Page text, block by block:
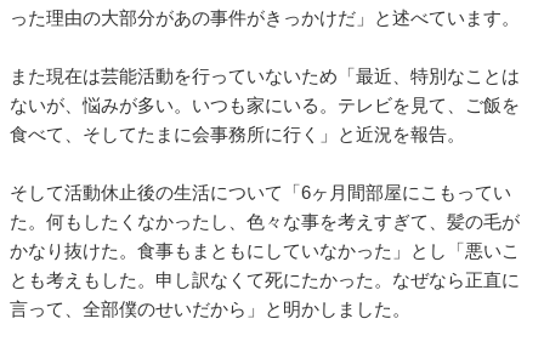
った理由の大部分があの事件がきっかけだ」と述べています。
また現在は芸能活動を行っていないため「最近、特別なことは
ないが、悩みが多い。いつも家にいる。テレビを見て、ご飯を
食べて、そしてたまに会事務所に行く」と近況を報告。
そして活動休止後の生活について「6ヶ月間部屋にこもってい
た。何もしたくなかったし、色々な事を考えすぎて、髪の毛が
かなり抜けた。食事もまともにしていなかった」とし「悪いこ
とも考えもした。申し訳なくて死にたかった。なぜなら正直に
言って、全部僕のせいだから」と明かしました。